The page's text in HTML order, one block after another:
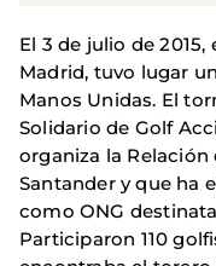
El 3 de julio de
Madrid, tuvo lugar
Manos Unidas. El
Solidario de Golf
organiza la
Santander y que ha
como ONG
Participaron 110